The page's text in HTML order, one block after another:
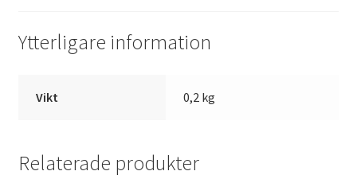
Ytterligare information
Vikt 0,2 kg
Relaterade produkter